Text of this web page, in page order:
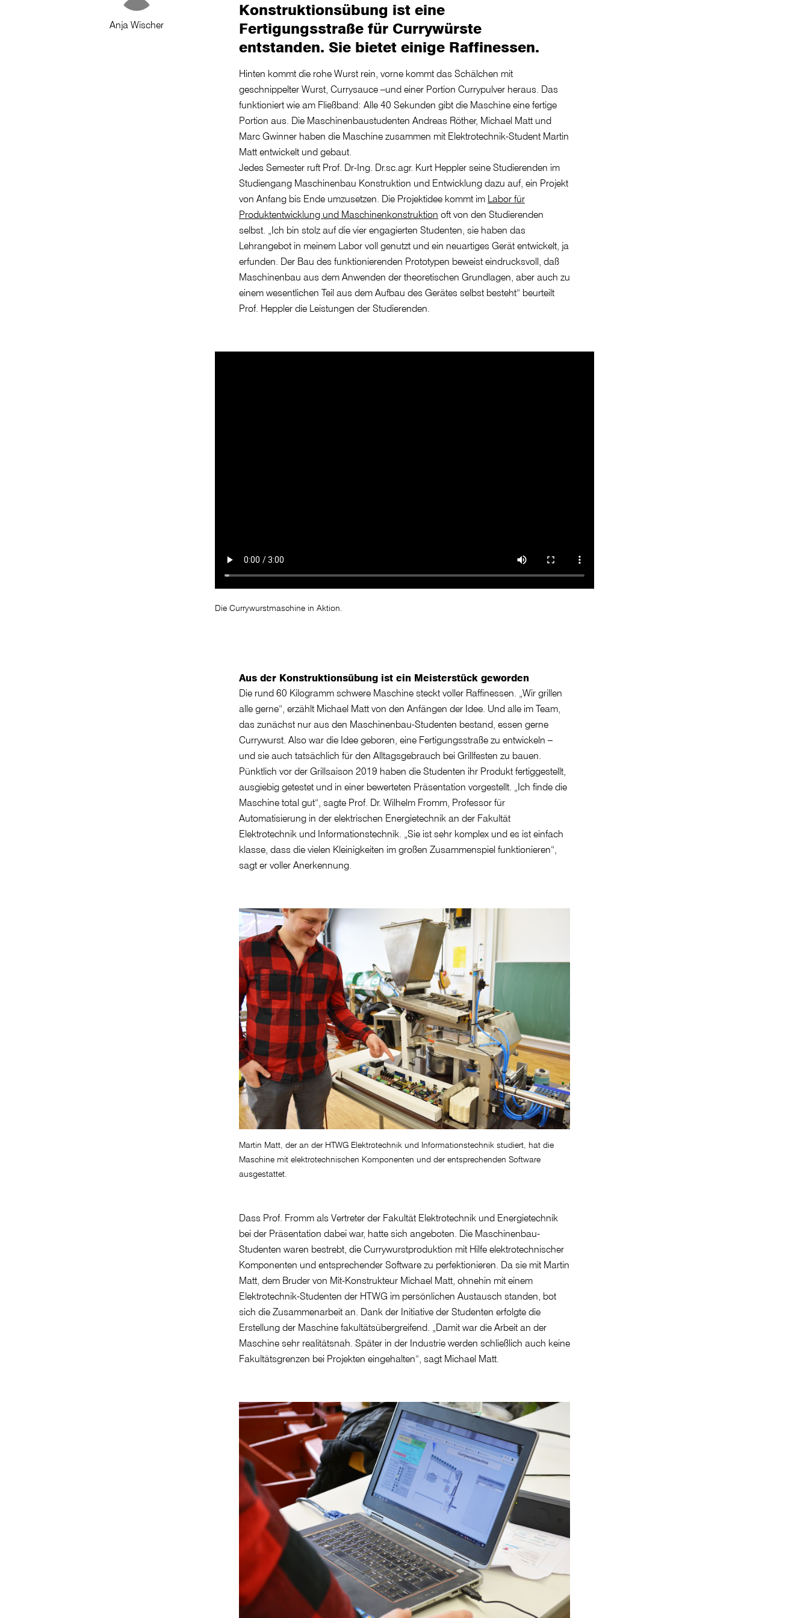
Anja Wischer
Konstruktionsübung ist eine
Fertigungsstraße für Currywürste
entstanden. Sie bietet einige Raffinessen.
Hinten kommt die rohe Wurst rein, vorne kommt das Schälchen mit
geschnippelter Wurst, Currysauce –und einer Portion Currypulver heraus. Das
funktioniert wie am Fließband: Alle 40 Sekunden gibt die Maschine eine fertige
Portion aus. Die Maschinenbaustudenten Andreas Röther, Michael Matt und
Marc Gwinner haben die Maschine zusammen mit Elektrotechnik-Student Martin
Matt entwickelt und gebaut.
Jedes Semester ruft Prof. Dr-Ing. Dr.sc.agr. Kurt Heppler seine Studierenden im
Studiengang Maschinenbau Konstruktion und Entwicklung dazu auf, ein Projekt
von Anfang bis Ende umzusetzen. Die Projektidee kommt im Labor für
Produktentwicklung und Maschinenkonstruktion oft von den Studierenden
selbst. „Ich bin stolz auf die vier engagierten Studenten, sie haben das
Lehrangebot in meinem Labor voll genutzt und ein neuartiges Gerät entwickelt, ja
erfunden. Der Bau des funktionierenden Prototypen beweist eindrucksvoll, daß
Maschinenbau aus dem Anwenden der theoretischen Grundlagen, aber auch zu
einem wesentlichen Teil aus dem Aufbau des Gerätes selbst besteht“ beurteilt
Prof. Heppler die Leistungen der Studierenden.
Die Currywurstmaschine in Aktion.
Aus der Konstruktionsübung ist ein Meisterstück geworden
Die rund 60 Kilogramm schwere Maschine steckt voller Raffinessen. „Wir grillen
alle gerne“, erzählt Michael Matt von den Anfängen der Idee. Und alle im Team,
das zunächst nur aus den Maschinenbau-Studenten bestand, essen gerne
Currywurst. Also war die Idee geboren, eine Fertigungsstraße zu entwickeln –
und sie auch tatsächlich für den Alltagsgebrauch bei Grillfesten zu bauen.
Pünktlich vor der Grillsaison 2019 haben die Studenten ihr Produkt fertiggestellt,
ausgiebig getestet und in einer bewerteten Präsentation vorgestellt. „Ich finde die
Maschine total gut“, sagte Prof. Dr. Wilhelm Fromm, Professor für
Automatisierung in der elektrischen Energietechnik an der Fakultät
Elektrotechnik und Informationstechnik. „Sie ist sehr komplex und es ist einfach
klasse, dass die vielen Kleinigkeiten im großen Zusammenspiel funktionieren“,
sagt er voller Anerkennung.
Martin Matt, der an der HTWG Elektrotechnik und Informationstechnik studiert, hat die
Maschine mit elektrotechnischen Komponenten und der entsprechenden Software
ausgestattet.
Dass Prof. Fromm als Vertreter der Fakultät Elektrotechnik und Energietechnik
bei der Präsentation dabei war, hatte sich angeboten. Die Maschinenbau-
Studenten waren bestrebt, die Currywurstproduktion mit Hilfe elektrotechnischer
Komponenten und entsprechender Software zu perfektionieren. Da sie mit Martin
Matt, dem Bruder von Mit-Konstrukteur Michael Matt, ohnehin mit einem
Elektrotechnik-Studenten der HTWG im persönlichen Austausch standen, bot
sich die Zusammenarbeit an. Dank der Initiative der Studenten erfolgte die
Erstellung der Maschine fakultätsübergreifend. „Damit war die Arbeit an der
Maschine sehr realitätsnah. Später in der Industrie werden schließlich auch keine
Fakultätsgrenzen bei Projekten eingehalten“, sagt Michael Matt.